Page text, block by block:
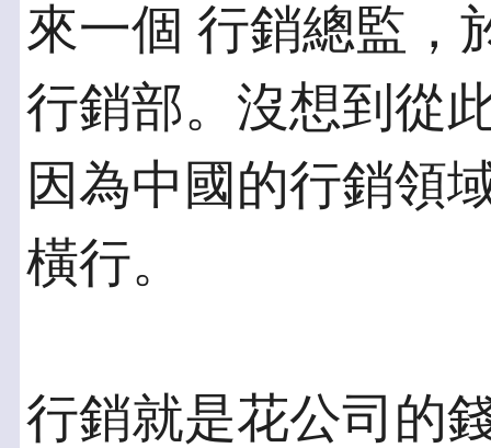
來一個 行銷總監，
行銷部。沒想到從
因為中國的行銷領
橫行。
行銷就是花公司的